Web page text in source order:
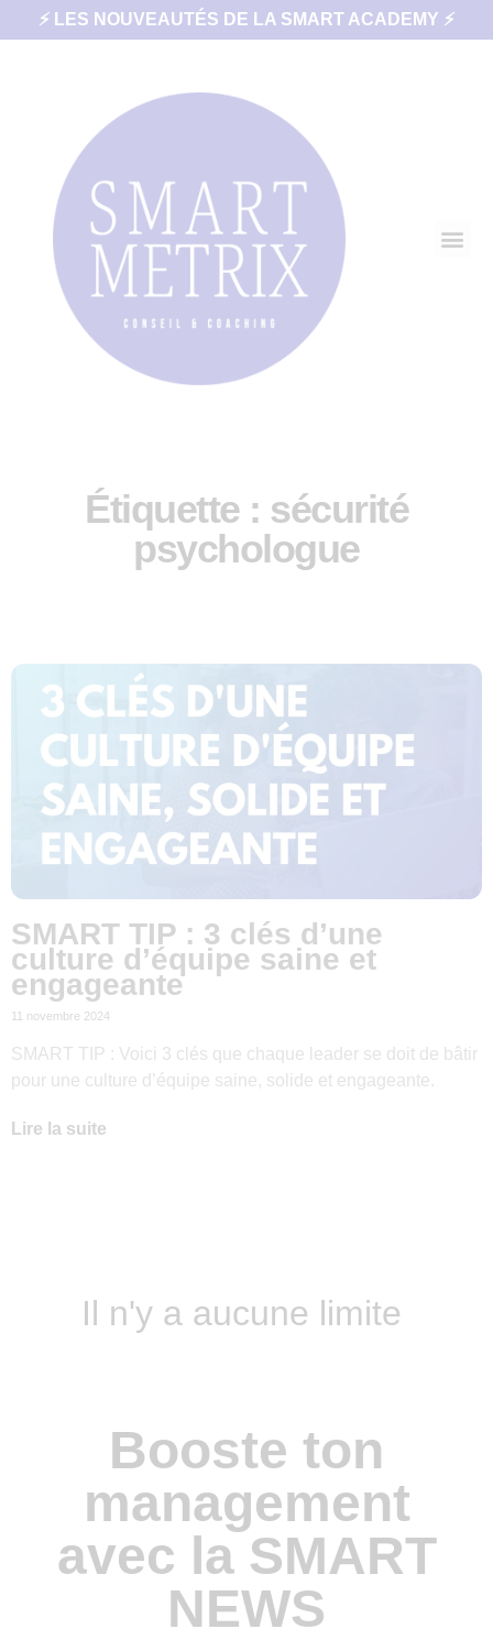
⚡ LES NOUVEAUTÉS DE LA SMART ACADEMY ⚡
Étiquette : sécurité
psychologue
SMART TIP : 3 clés d’une
culture d’équipe saine et
engageante
11 novembre 2024
SMART TIP : Voici 3 clés que chaque leader se doit de bâtir
pour une culture d’équipe saine, solide et engageante.
Lire la suite
Il n'y a aucune limite
Booste ton
management
avec la SMART
NEWS